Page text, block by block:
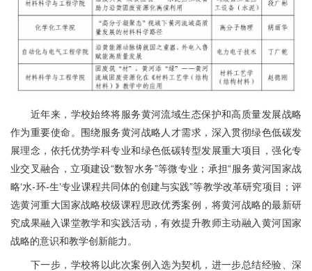
近年来，学校始终将服务黄河流域生态保护和高质量发展战略
作为重要使命。围绕服务黄河战略人才需求，深入贯彻绿色低碳发
展理念，依托优势学科专业和绿色低碳转型发展重大项目，强化专
业交叉融合，立项建设“数智水务”等微专业；承担“服务黄河国家战
略‘水-环-生’专业课程共同体的创建与实践”等教学改革研究项目；评
选黄河重大国家战略校级课程思政优秀案例，将黄河战略的最新研
究成果融入课堂教学和实践活动，有效提升教师主动融入黄河国家
战略的意识和教学创新能力。
下一步，学校将以此次案例入选为契机，进一步总结经验、深